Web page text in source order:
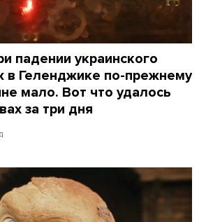
падении украинского
в Геленджике по-прежнему
мало. Вот что удалось
за три дня